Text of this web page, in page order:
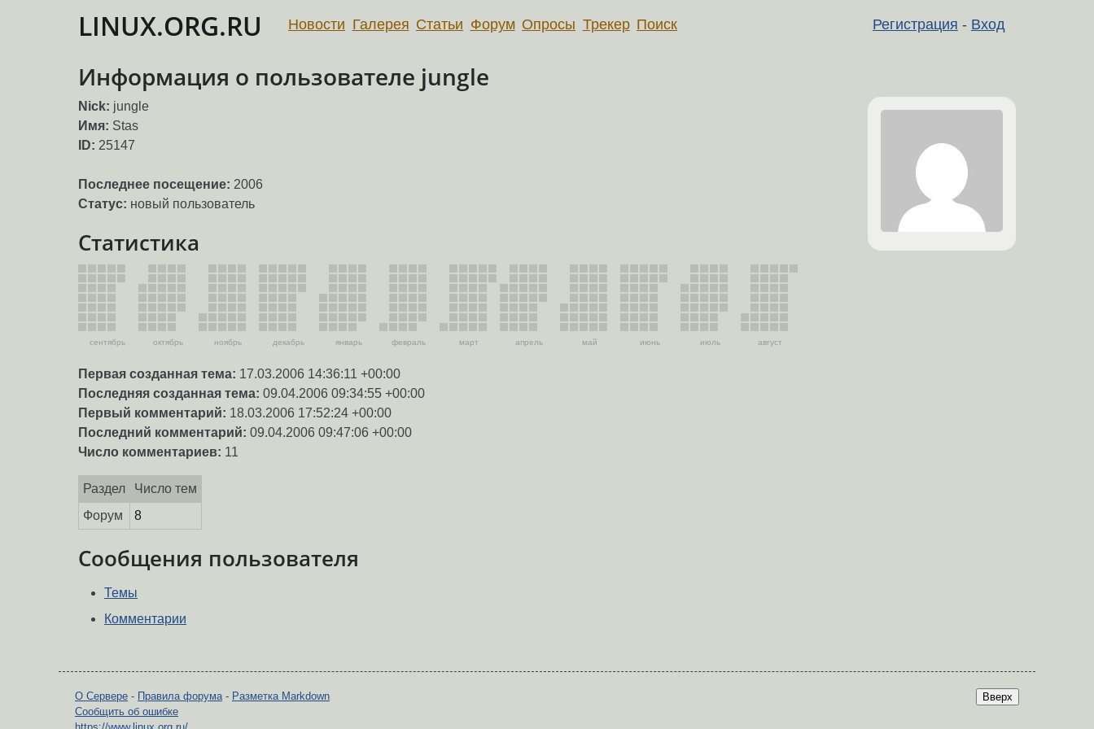
LINUX.ORG.RU Регистрация - Вход
Новости Галерея Статьи Форум Опросы Трекер Поиск
Информация о пользователе jungle
Nick: jungle
Имя: Stas
ID: 25147
Последнее посещение: 2006
Статус: новый пользователь
Статистика
сентябрь октябрь ноябрь декабрь январь февраль март апрель май июнь июль август
Первая созданная тема: 17.03.2006 14:36:11 +00:00
Последняя созданная тема: 09.04.2006 09:34:55 +00:00
Первый комментарий: 18.03.2006 17:52:24 +00:00
Последний комментарий: 09.04.2006 09:47:06 +00:00
Число комментариев: 11
Раздел
Число тем
Форум
8
Сообщения пользователя
Темы
Комментарии
Вверх
О Сервере - Правила форума- Разметка Markdown
Сообщить об ошибке